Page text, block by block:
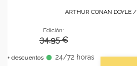
ARTHUR CONAN DOYLE /
Edición:
34.95 €
+ descuentos fiber_manual_record 24/72 horas